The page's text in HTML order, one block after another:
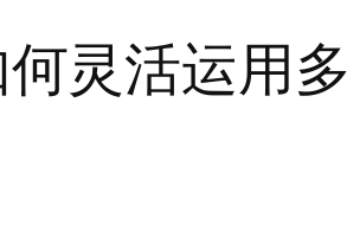
灵活运用